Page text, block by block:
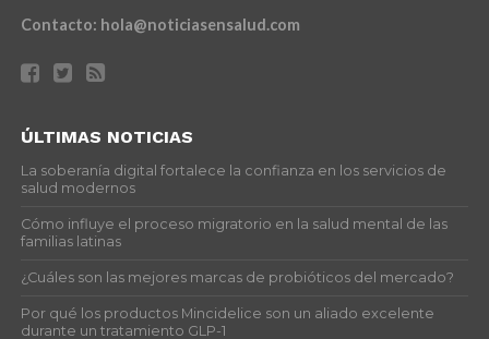
Contacto: hola@noticiasensalud.com
ÚLTIMAS NOTICIAS
La soberanía digital fortalece la confianza en los servicios de
salud modernos
Cómo influye el proceso migratorio en la salud mental de las
familias latinas
¿Cuáles son las mejores marcas de probióticos del mercado?
Por qué los productos Mincidelice son un aliado excelente
durante un tratamiento GLP-1